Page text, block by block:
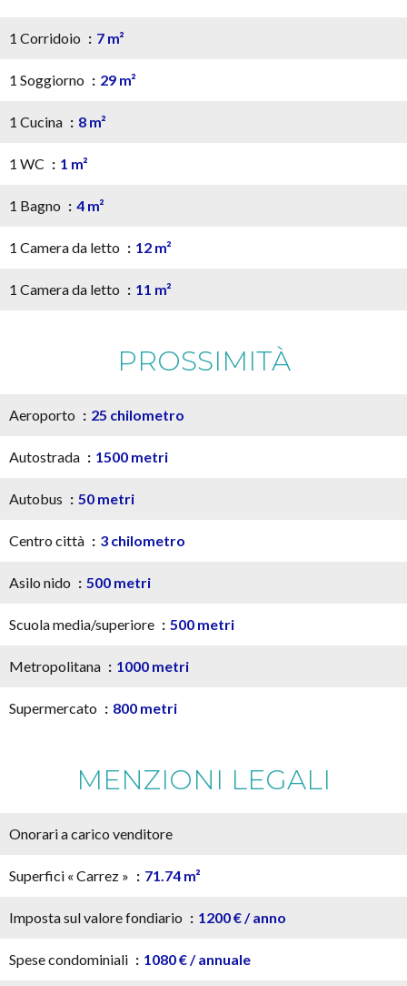
1 Corridoio 7 m²
1 Soggiorno 29 m²
1 Cucina 8 m²
1 WC 1 m²
1 Bagno 4 m²
1 Camera da letto 12 m²
1 Camera da letto 11 m²
PROSSIMITÀ
Aeroporto 25 chilometro
Autostrada 1500 metri
Autobus 50 metri
Centro città 3 chilometro
Asilo nido 500 metri
Scuola media/superiore 500 metri
Metropolitana 1000 metri
Supermercato 800 metri
MENZIONI LEGALI
Onorari a carico venditore
Superfici « Carrez » 71.74 m²
Imposta sul valore fondiario 1200 € / anno
Spese condominiali 1080 € / annuale